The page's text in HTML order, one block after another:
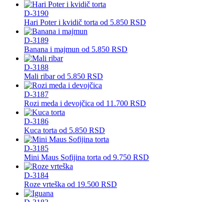
D-3190
Hari Poter i kvidič torta od 5.850 RSD
D-3189
Banana i majmun od 5.850 RSD
D-3188
Mali ribar od 5.850 RSD
D-3187
Rozi meda i devojčica od 11.700 RSD
D-3186
Kuca torta od 5.850 RSD
D-3185
Mini Maus Sofijina torta od 9.750 RSD
D-3184
Roze vrteška od 19.500 RSD